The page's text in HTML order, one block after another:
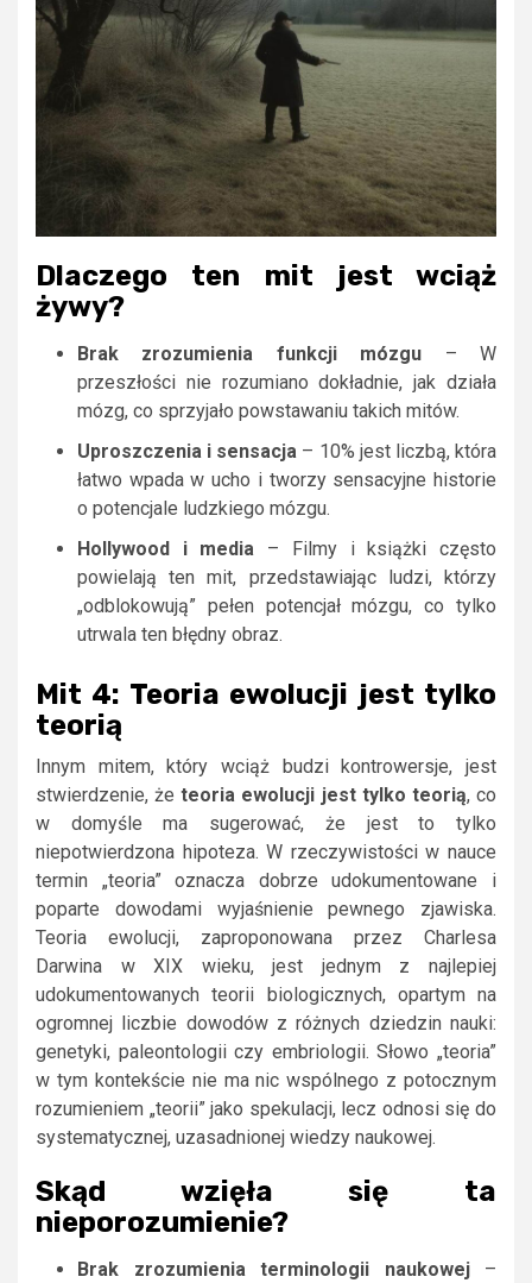
Dlaczego ten mit jest wciąż
żywy?
Brak zrozumienia funkcji mózgu – W
przeszłości nie rozumiano dokładnie, jak działa
mózg, co sprzyjało powstawaniu takich mitów.
Uproszczenia i sensacja – 10% jest liczbą, która
łatwo wpada w ucho i tworzy sensacyjne historie
o potencjale ludzkiego mózgu.
Hollywood i media – Filmy i książki często
powielają ten mit, przedstawiając ludzi, którzy
„odblokowują” pełen potencjał mózgu, co tylko
utrwala ten błędny obraz.
Mit 4: Teoria ewolucji jest tylko
teorią
Innym mitem, który wciąż budzi kontrowersje, jest
stwierdzenie, żeteoria ewolucji jest tylko teorią, co
w domyśle ma sugerować, że jest to tylko
niepotwierdzona hipoteza. W rzeczywistości w nauce
termin „teoria” oznacza dobrze udokumentowane i
poparte dowodami wyjaśnienie pewnego zjawiska.
Teoria ewolucji, zaproponowana przez Charlesa
Darwina w XIX wieku, jest jednym z najlepiej
udokumentowanych teorii biologicznych, opartym na
ogromnej liczbie dowodów z różnych dziedzin nauki:
genetyki, paleontologii czy embriologii. Słowo „teoria”
w tym kontekście nie ma nic wspólnego z potocznym
rozumieniem „teorii” jako spekulacji, lecz odnosi się do
systematycznej, uzasadnionej wiedzy naukowej.
Skąd wzięła się ta
nieporozumienie?
Brak zrozumienia terminologii naukowej–